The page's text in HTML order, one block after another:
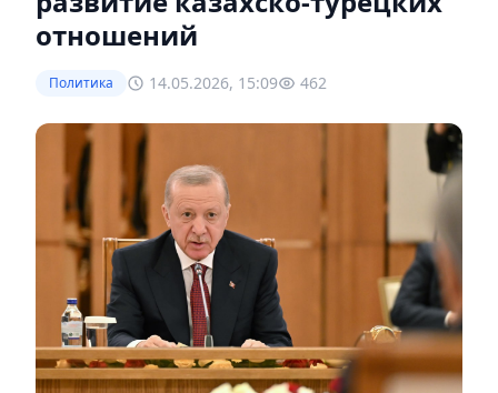
отношений
Политика 14.05.2026, 15:09 462